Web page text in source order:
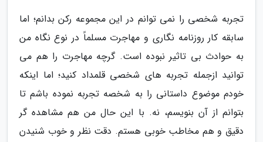
تجربه شخصی را نمی توانم در این مجموعه رکن بدانم؛ اما
سابقه کار روزنامه نگاری و مهاجرت مسلماً در نوع نگاه من
به حوادث بی تاثیر نبوده است. گرچه مهاجرت را هم می
توانید ازجمله تجربه های شخصی قلمداد کنید؛ اما اینکه
خودم موضوع داستانی را به شخصه تجربه نموده باشم تا
بتوانم از آن بنویسم، نه. با این حال من هم مشاهده گر
دقیق و هم مخاطب خوبی هستم. دقت نظر و خوب شنیدن